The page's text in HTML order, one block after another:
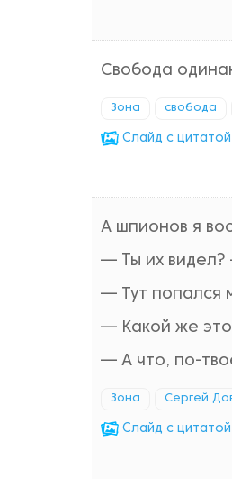
Свобода
Зона свобода
Cлайд с цитатой
А шпионов я
— Ты их
— Тут попался
— Какой же это
— А что, по-
Зона Сергей
Cлайд с цитатой